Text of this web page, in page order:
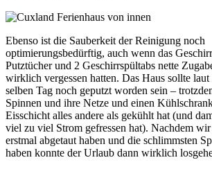
Ebenso ist die Sauberkeit der Reinigung noch
optimierungsbedürftig, auch wenn das
Putztücher und 2 Geschirrspültabs nette
wirklich vergessen hatten. Das Haus sollte laut
selben Tag noch geputzt worden sein –
Spinnen und ihre Netze und einen
Eisschicht alles andere als gekühlt hat (und
viel zu viel Strom gefressen hat). Nachdem
erstmal abgetaut haben und die schlimmsten
haben konnte der Urlaub dann wirklich